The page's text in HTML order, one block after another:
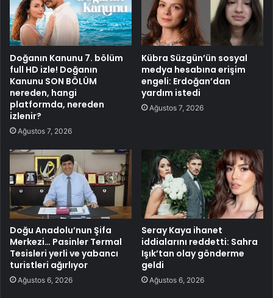
Doğanın Kanunu 7. bölüm
full HD izle! Doğanın
Kanunu SON BÖLÜM
nereden, hangi
platformda, nereden
izlenir?
Ağustos 7, 2026
Kübra Süzgün’ün sosyal
medya hesabına erişim
engeli: Erdoğan’dan
yardım istedi
Ağustos 7, 2026
Doğu Anadolu’nun Şifa
Merkezi… Pasinler Termal
Tesisleri yerli ve yabancı
turistleri ağırlıyor
Ağustos 6, 2026
Seray Kaya ihanet
iddialarını reddetti: Sahra
Işık’tan olay gönderme
geldi
Ağustos 6, 2026